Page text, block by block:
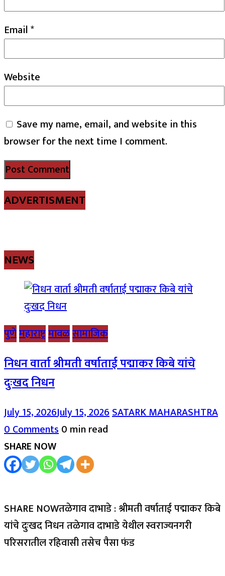
Email*
Website
Save my name, email, and website in this
browser for the next time I comment.
ADVERTISMENT
NEWS
पुणेमहाराष्ट्रमावळसामाजिक
निधन वार्ता श्रीमती वर्षाताई पद्माकर किबे यांचे
दुःखद निधन
July 15, 2026July 15, 2026SATARK MAHARASHTRA
0 Comments0 min read
SHARE NOW
SHARE NOWतळेगाव दाभाडे : श्रीमती वर्षाताई पद्माकर किबे
यांचे दुःखद निधन तळेगाव दाभाडे येथील स्वराज्यनगरी
परिसरातील रहिवासी तसेच पैसा फंड